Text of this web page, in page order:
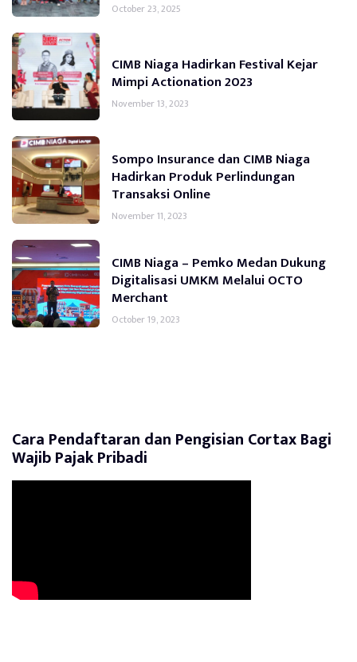
October 23, 2025
CIMB Niaga Hadirkan Festival Kejar
Mimpi Actionation 2023
November 13, 2023
Sompo Insurance dan CIMB Niaga
Hadirkan Produk Perlindungan
Transaksi Online
November 11, 2023
CIMB Niaga – Pemko Medan Dukung
Digitalisasi UMKM Melalui OCTO
Merchant
October 19, 2023
Cara Pendaftaran dan Pengisian Cortax Bagi
Wajib Pajak Pribadi